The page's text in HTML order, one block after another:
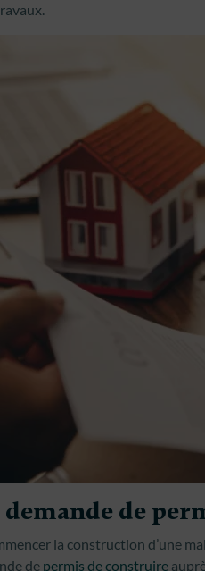
demande de
la construction d’une
de permis de construire